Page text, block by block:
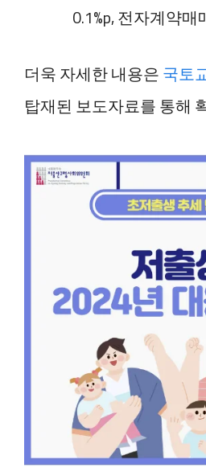
0.1%p, 전자계약매
더욱 자세한 내용은국토
탑재된 보도자료를 통해